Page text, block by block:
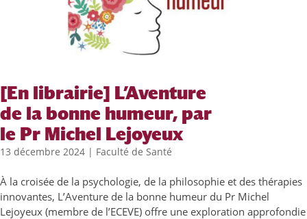
[En librairie] L’Aventure
de la bonne humeur, par
le Pr Michel Lejoyeux
13 décembre 2024 | Faculté de Santé
À la croisée de la psychologie, de la philosophie et des thérapies
innovantes, L’Aventure de la bonne humeur du Pr Michel
Lejoyeux (membre de l’ECEVE) offre une exploration approfondie